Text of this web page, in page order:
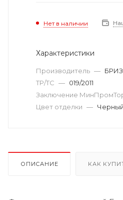
Нет в наличии
Характеристики
Производитель —
ТР/ТС — 019/2011
Заключение
Цвет отделки — Черный
ОПИСАНИЕ КАК